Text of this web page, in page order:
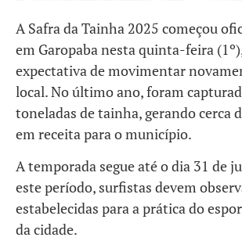
A Safra da Tainha 2025 começou
em Garopaba nesta quinta-feira
expectativa de movimentar
local. No último ano, foram
toneladas de tainha, gerando cerca
em receita para o município.
A temporada segue até o dia 31 de
este período, surfistas devem
estabelecidas para a prática do
da cidade.